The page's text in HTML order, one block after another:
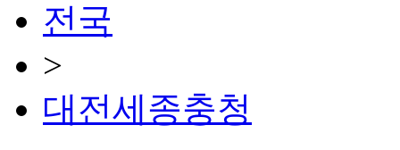
전국
>
대전세종충청